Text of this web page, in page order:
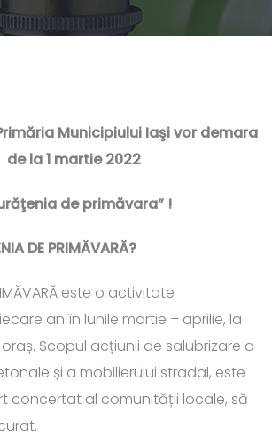
Municipiului Iaşi vor demara
de la 1 martie 2022
de primăvara” !
DE PRIMĂVARĂ?
este o activitate
an în lunile martie – aprilie, la
Scopul acțiunii de salubrizare a
și a mobilierului stradal, este
concertat al comunității locale, să